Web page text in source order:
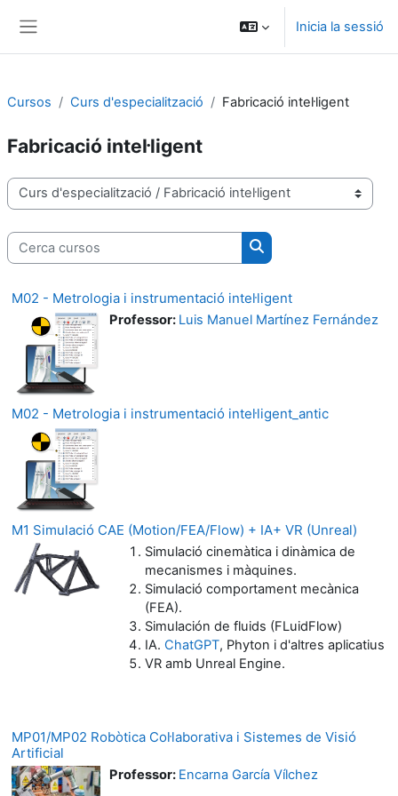
Inicia la sessió
Cursos Curs d'especialització Fabricació intel·ligent
Fabricació intel·ligent
Categories de cursos
Cerca cursos
Cerca cursos
M02 - Metrologia i instrumentació intel·ligent
Professor: Luis Manuel Martínez Fernández
M02 - Metrologia i instrumentació intel·ligent_antic
M1 Simulació CAE (Motion/FEA/Flow) + IA+ VR (Unreal)
Simulació cinemàtica i dinàmica de
mecanismes i màquines.
Simulació comportament mecànica
(FEA).
Simulación de fluids (FLuidFlow)
IA. ChatGPT, Phyton i d'altres aplicatius
VR amb Unreal Engine.
MP01/MP02 Robòtica Col·laborativa i Sistemes de Visió
Artificial
Professor: Encarna García Vílchez